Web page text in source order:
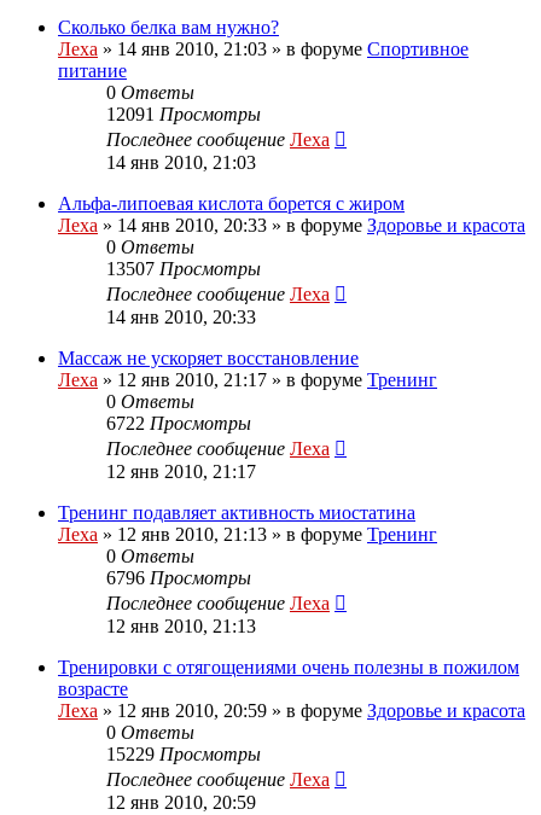
Сколько белка вам нужно?
Леха » 14 янв 2010, 21:03 » в форуме Спортивное
питание
0 Ответы
12091 Просмотры
Последнее сообщение Леха
14 янв 2010, 21:03
Альфа-липоевая кислота борется с жиром
Леха » 14 янв 2010, 20:33 » в форуме Здоровье и красота
0 Ответы
13507 Просмотры
Последнее сообщение Леха
14 янв 2010, 20:33
Массаж не ускоряет восстановление
Леха » 12 янв 2010, 21:17 » в форуме Тренинг
0 Ответы
6722 Просмотры
Последнее сообщение Леха
12 янв 2010, 21:17
Тренинг подавляет активность миостатина
Леха » 12 янв 2010, 21:13 » в форуме Тренинг
0 Ответы
6796 Просмотры
Последнее сообщение Леха
12 янв 2010, 21:13
Тренировки с отягощениями очень полезны в пожилом
возрасте
Леха » 12 янв 2010, 20:59 » в форуме Здоровье и красота
0 Ответы
15229 Просмотры
Последнее сообщение Леха
12 янв 2010, 20:59